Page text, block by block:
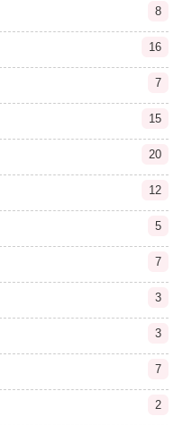
8
16
7
15
20
12
5
7
3
3
7
2